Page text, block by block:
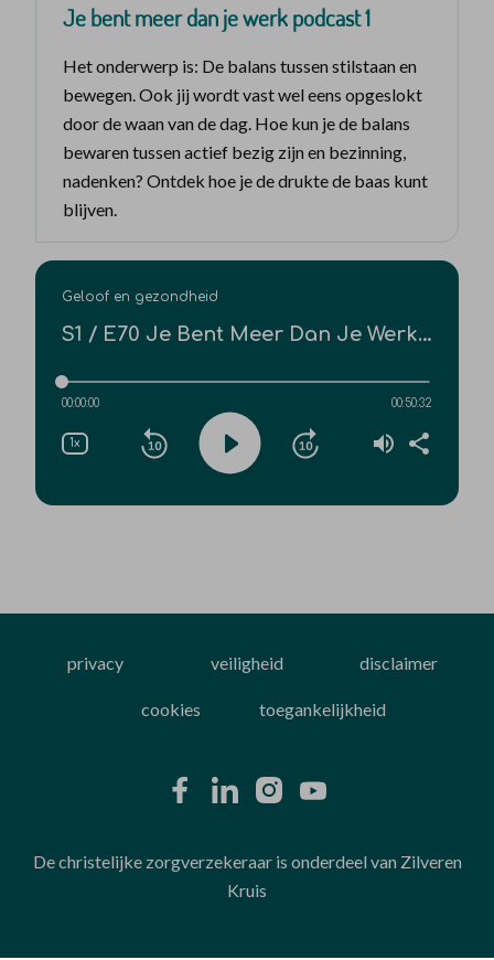
Je bent meer dan je werk podcast 1
Het onderwerp is: De balans tussen stilstaan en
bewegen. Ook jij wordt vast wel eens opgeslokt
door de waan van de dag. Hoe kun je de balans
bewaren tussen actief bezig zijn en bezinning,
nadenken? Ontdek hoe je de drukte de baas kunt
blijven.
privacy veiligheid disclaimer
cookies toegankelijkheid
De christelijke zorgverzekeraar is onderdeel van Zilveren
Kruis